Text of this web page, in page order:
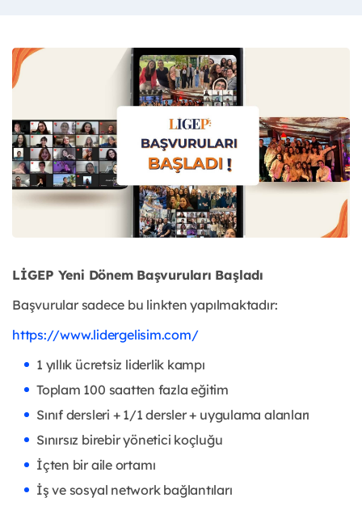
LİGEP Yeni Dönem Başvuruları Başladı
Başvurular sadece bu linkten yapılmaktadır:
https://www.lidergelisim.com/
1 yıllık ücretsiz liderlik kampı
Toplam 100 saatten fazla eğitim
Sınıf dersleri + 1/1 dersler + uygulama alanları
Sınırsız birebir yönetici koçluğu
İçten bir aile ortamı
İş ve sosyal network bağlantıları